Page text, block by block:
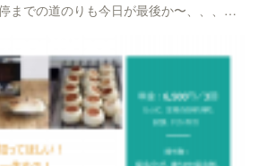
までの道のりも今日が最後か〜、、、…